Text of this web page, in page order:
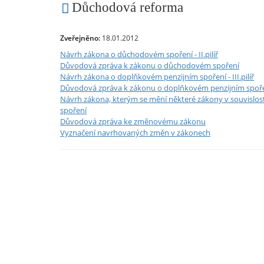
Důchodová reforma
Zveřejněno: 18.01.2012
Návrh zákona o důchodovém spoření - II.pilíř
Důvodová zpráva k zákonu o důchodovém spoření
Návrh zákona o doplňkovém penzijním spoření - III.pilíř
Důvodová zpráva k zákonu o doplňkovém penzijním
Návrh zákona, kterým se mění některé zákony v
spoření
Důvodová zpráva ke změnovému zákonu
Vyznačení navrhovaných změn v zákonech